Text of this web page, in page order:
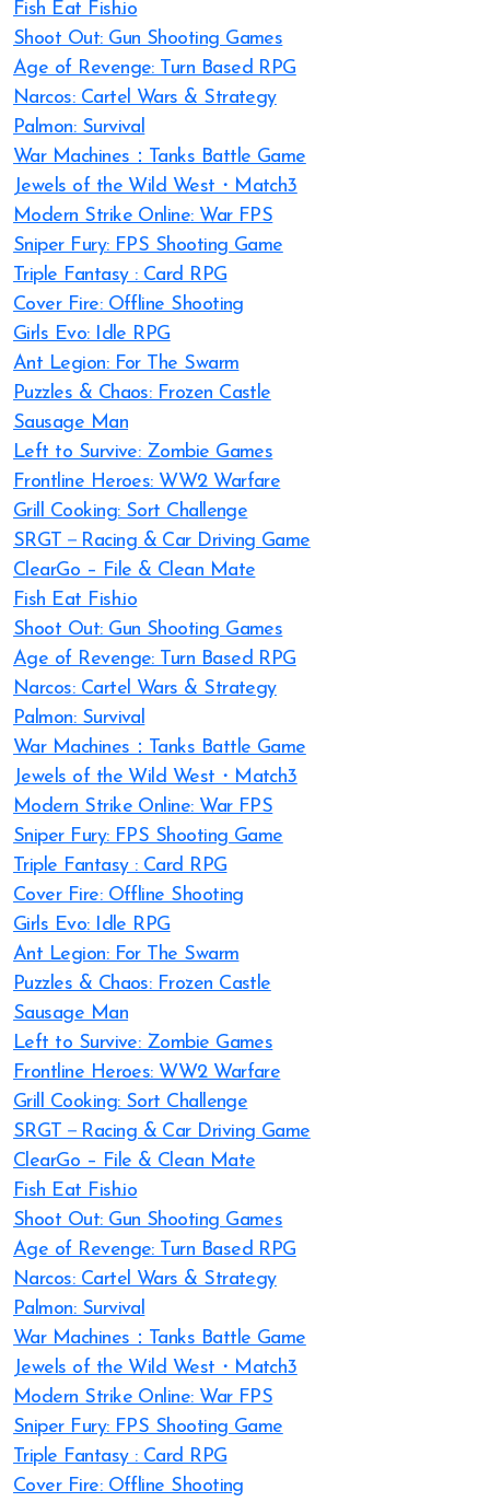
Fish Eat Fish.io
Shoot Out: Gun Shooting Games
Age of Revenge: Turn Based RPG
Narcos: Cartel Wars & Strategy
Palmon: Survival
War Machines：Tanks Battle Game
Jewels of the Wild West・Match3
Modern Strike Online: War FPS
Sniper Fury: FPS Shooting Game
Triple Fantasy : Card RPG
Cover Fire: Offline Shooting
Girls Evo: Idle RPG
Ant Legion: For The Swarm
Puzzles & Chaos: Frozen Castle
Sausage Man
Left to Survive: Zombie Games
Frontline Heroes: WW2 Warfare
Grill Cooking: Sort Challenge
SRGT－Racing & Car Driving Game
ClearGo – File & Clean Mate
Fish Eat Fish.io
Shoot Out: Gun Shooting Games
Age of Revenge: Turn Based RPG
Narcos: Cartel Wars & Strategy
Palmon: Survival
War Machines：Tanks Battle Game
Jewels of the Wild West・Match3
Modern Strike Online: War FPS
Sniper Fury: FPS Shooting Game
Triple Fantasy : Card RPG
Cover Fire: Offline Shooting
Girls Evo: Idle RPG
Ant Legion: For The Swarm
Puzzles & Chaos: Frozen Castle
Sausage Man
Left to Survive: Zombie Games
Frontline Heroes: WW2 Warfare
Grill Cooking: Sort Challenge
SRGT－Racing & Car Driving Game
ClearGo – File & Clean Mate
Fish Eat Fish.io
Shoot Out: Gun Shooting Games
Age of Revenge: Turn Based RPG
Narcos: Cartel Wars & Strategy
Palmon: Survival
War Machines：Tanks Battle Game
Jewels of the Wild West・Match3
Modern Strike Online: War FPS
Sniper Fury: FPS Shooting Game
Triple Fantasy : Card RPG
Cover Fire: Offline Shooting